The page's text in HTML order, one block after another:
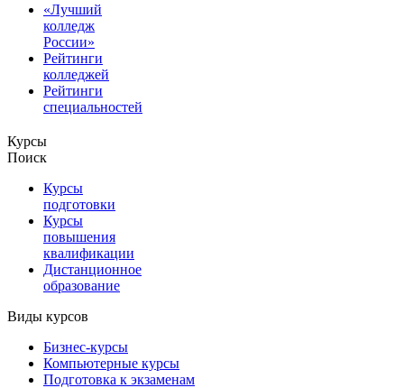
«Лучший
колледж
России»
Рейтинги
колледжей
Рейтинги
специальностей
Курсы
Поиск
Курсы
подготовки
Курсы
повышения
квалификации
Дистанционное
образование
Виды курсов
Бизнес-курсы
Компьютерные курсы
Подготовка к экзаменам